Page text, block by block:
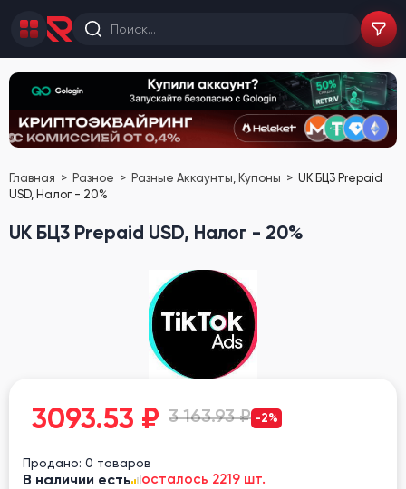
Главная Разное Разные Аккаунты, Купоны
UK БЦ3 Prepaid
USD, Налог - 20%
UK БЦ3 Prepaid USD, Налог - 20%
3093.53 ₽ 3 163.93 ₽ -2%
Продано: 0 товаров
В наличии есть
осталось 2219 шт.